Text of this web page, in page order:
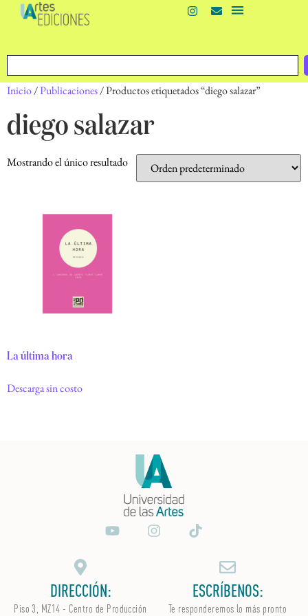
Inicio/Publicaciones/ Productos etiquetados “diego salazar”
diego salazar
Mostrando el único resultado
La última hora
Descarga sin costo
DIRECCIÓN:
Piso 3, MZ14 - Centro de Producción
ESCRÍBENOS:
Te responderemos lo más pronto